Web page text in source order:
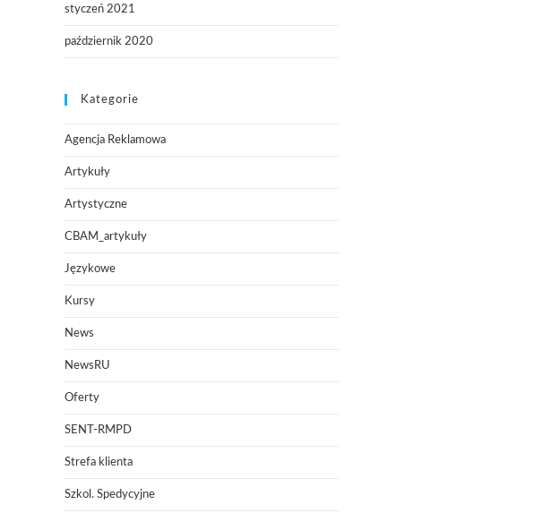
styczeń 2021
październik 2020
Kategorie
Agencja Reklamowa
Artykuły
Artystyczne
CBAM_artykuły
Językowe
Kursy
News
NewsRU
Oferty
SENT-RMPD
Strefa klienta
Szkol. Spedycyjne